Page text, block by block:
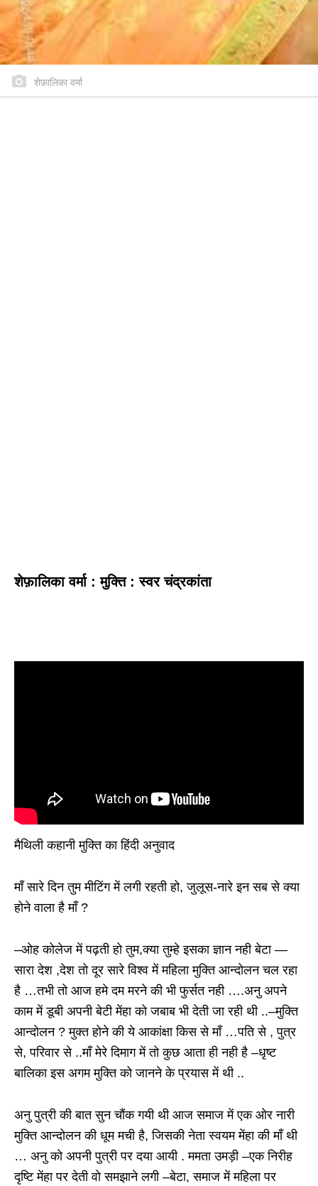
शेफ़ालिका वर्मा
शेफ़ालिका वर्मा : मुक्ति : स्वर चंद्रकांता
मैथिली कहानी मुक्ति का हिंदी अनुवाद
माँ सारे दिन तुम मीटिंग में लगी रहती हो, जुलूस-नारे इन सब से क्या
होने वाला है माँ ?
–ओह कोलेज में पढ़ती हो तुम,क्या तुम्हे इसका ज्ञान नही बेटा —
सारा देश ,देश तो दूर सारे विश्व में महिला मुक्ति आन्दोलन चल रहा
है …तभी तो आज हमे दम मरने की भी फुर्सत नही ….अनु अपने
काम में डूबी अपनी बेटी मेंहा को जबाब भी देती जा रही थी ..–मुक्ति
आन्दोलन ? मुक्त होने की ये आकांक्षा किस से माँ …पति से , पुत्र
से, परिवार से ..माँ मेरे दिमाग में तो कुछ आता ही नही है –धृष्ट
बालिका इस अगम मुक्ति को जानने के प्रयास में थी ..
अनु पुत्री की बात सुन चौंक गयी थी आज समाज में एक ओर नारी
मुक्ति आन्दोलन की धूम मची है, जिसकी नेता स्वयम मेंहा की माँ थी
… अनु को अपनी पुत्री पर दया आयी . ममता उमड़ी –एक निरीह
दृष्टि मेंहा पर देती वो समझाने लगी –बेटा, समाज में महिला पर